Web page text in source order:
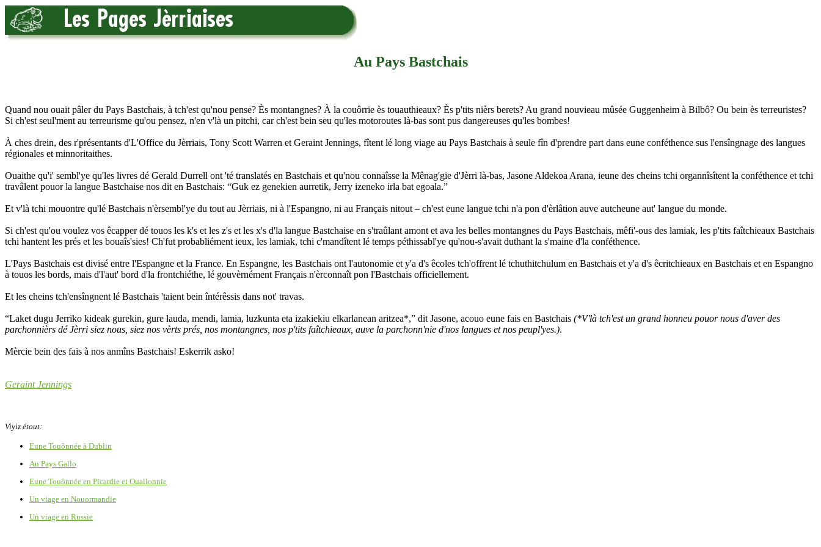
Au Pays Bastchais
Quand nou ouait pâler du Pays Bastchais, à tch'est qu'nou pense? Ès montangnes? À la couôrrie ès touauthieaux? Ès p'tits nièrs berets? Au grand nouvieau mûsée Guggenheim à Bilbô? Ou bein ès terreuristes?
Si ch'est seul'ment au terreurisme qu'ou pensez, n'en v'là un pitchi, car ch'est bein seu qu'les motoroutes là-bas sont pus dangereuses qu'les bombes!
À ches drein, des r'présentants d'L'Office du Jèrriais, Tony Scott Warren et Geraint Jennings, fîtent lé long viage au Pays Bastchais à seule fîn d'prendre part dans eune conféthence sus l'ensîngnage des langues
régionales et minnoritaithes.
Ouaithe qu'i' sembl'ye qu'les livres dé Gerald Durrell ont 'té translatés en Bastchais et qu'nou connaîsse la Mênag'gie d'Jèrri là-bas, Jasone Aldekoa Arana, ieune des cheins tchi organnîsîtent la conféthence et tchi
travâlent pouor la langue Bastchaise nos dit en Bastchais: “Guk ez genekien aurretik, Jerry izeneko irla bat egoala.”
Et v'là tchi mouontre qu'lé Bastchais n'èrsembl'ye du tout au Jèrriais, ni à l'Espangno, ni au Français nitout – ch'est eune langue tchi n'a pon d'èrlâtion auve autcheune aut' langue du monde.
Si ch'est qu'ou voulez vos êcapper dé touos les k's et les z's et les x's d'la langue Bastchaise en s'traûlant amont et ava les belles montangnes du Pays Bastchais, mêfi'-ous des lamiak, les p'tits faîtchieaux Bastchais
tchi hantent les prés et les bouaîs'sies! Ch'fut probabliément ieux, les lamiak, tchi c'mandîtent lé temps péthissabl'ye qu'nou-s'avait duthant la s'maine d'la conféthence.
L'Pays Bastchais est divisé entre l'Espangne et la France. En Espangne, les Bastchais ont l'autonomie et y'a d's êcoles tch'offrent lé tchuthitchulum en Bastchais et y'a d's êcritchieaux en Bastchais et en Espangno
à touos les bords, mais d'l'aut' bord d'la frontchiéthe, lé gouvèrnément Français n'èrconnaît pon l'Bastchais officiellement.
Et les cheins tch'ensîngnent lé Bastchais 'taient bein întérêssis dans not' travas.
“Laket dugu Jerriko kideak gurekin, gure lauda, mendi, lamia, luzkunta eta izakiekiu elkarlanean aritzea*,” dit Jasone, acouo eune fais en Bastchais (*V'là tch'est un grand honneu pouor nous d'aver des
parchonnièrs dé Jèrri siez nous, siez nos vèrts prés, nos montangnes, nos p'tits faîtchieaux, auve la parchonn'nie d'nos langues et nos peupl'yes.).
Mèrcie bein des fais à nos anmîns Bastchais! Eskerrik asko!
Geraint Jennings
Viyiz étout:
Eune Touônnée à Dublin
Au Pays Gallo
Eune Touônnée en Picardie et Ouallonnie
Un viage en Nouormandie
Un viage en Russie